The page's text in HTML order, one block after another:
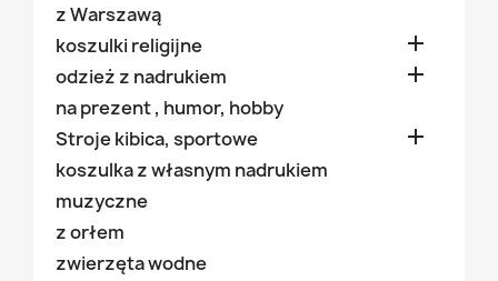
z Warszawą
koszulki religijne

odzież z nadrukiem 
na prezent , humor, hobby
Stroje kibica, sportowe

koszulka z własnym nadrukiem
muzyczne
z orłem
zwierzęta wodne